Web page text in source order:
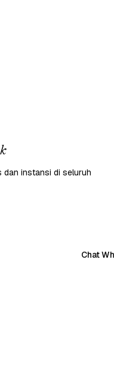
dan instansi di seluruh
Chat